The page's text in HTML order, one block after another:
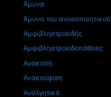
Άμυνα
Άμυνα του ανοσοποιητικού
Αμφιβληστροειδής
Αμφιβληστροειδοπάθειες
Ανακοπή
Ανακούφιση
Αναλγητικά